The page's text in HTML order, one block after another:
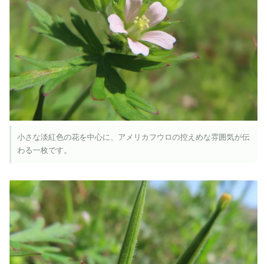
小さな淡紅色の花を中心に、アメリカフウロの控えめな雰囲気が伝
わる一枚です。